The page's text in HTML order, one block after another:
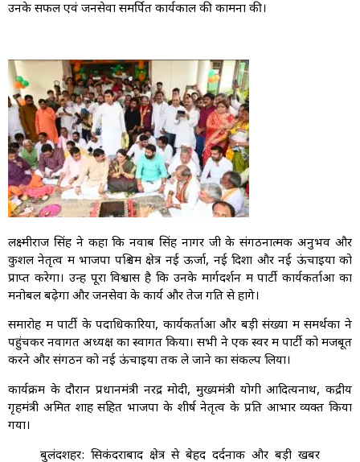
उनके सफल एवं जनसेवा समर्पित कार्यकाल की कामना की।
लक्ष्मीराज सिंह ने कहा कि नवाब सिंह नागर जी के संगठनात्मक अनुभव और
कुशल नेतृत्व में भाजपा पश्चिम क्षेत्र नई ऊर्जा, नई दिशा और नई ऊंचाइयों को
प्राप्त करेगा। उन्हें पूरा विश्वास है कि उनके मार्गदर्शन में पार्टी कार्यकर्ताओं का
मनोबल बढ़ेगा और जनसेवा के कार्य और तेज गति से होंगे।
समारोह में पार्टी के पदाधिकारियों, कार्यकर्ताओं और बड़ी संख्या में समर्थकों ने
पहुंचकर नवागत अध्यक्ष का स्वागत किया। सभी ने एक स्वर में पार्टी को मजबूत
करने और संगठन को नई ऊंचाइयों तक ले जाने का संकल्प लिया।
कार्यक्रम के दौरान प्रधानमंत्री नरेंद्र मोदी, मुख्यमंत्री योगी आदित्यनाथ, केंद्रीय
गृहमंत्री अमित शाह सहित भाजपा के शीर्ष नेतृत्व के प्रति आभार व्यक्त किया
गया।
बुलंदशहर: सिकंदराबाद क्षेत्र से बेहद दर्दनाक और बड़ी खबर